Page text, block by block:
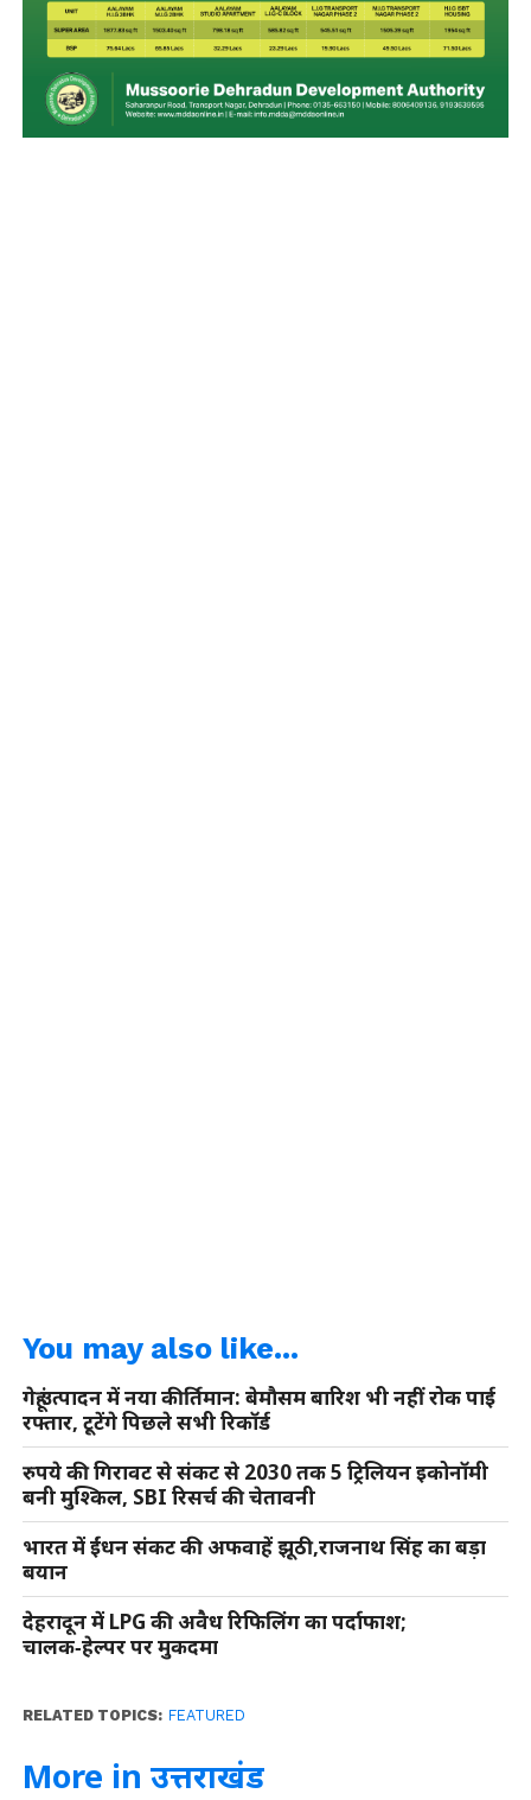
You may also like...
गेहूं उत्पादन में नया कीर्तिमान: बेमौसम बारिश भी नहीं रोक पाई
रफ्तार, टूटेंगे पिछले सभी रिकॉर्ड
रुपये की गिरावट से संकट से 2030 तक 5 ट्रिलियन इकोनॉमी
बनी मुश्किल, SBI रिसर्च की चेतावनी
भारत में ईंधन संकट की अफवाहें झूठी,राजनाथ सिंह का बड़ा
बयान
देहरादून में LPG की अवैध रिफिलिंग का पर्दाफाश;
चालक‑हेल्पर पर मुकदमा
RELATED TOPICS: FEATURED
More in उत्तराखंड